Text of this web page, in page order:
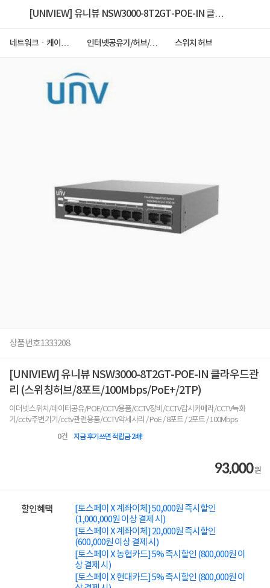
[UNIVIEW] 유니뷰 NSW3000-8T2GT-POE-IN 클라
네트워크ㆍ케이블
인터넷공유기/허브/랜
스위치 허브
상품번호1333208
[UNIVIEW] 유니뷰 NSW3000-8T2GT-POE-IN 클라우드관
리 (스위칭허브/8포트/100Mbps/PoE+/2TP)
이더넷스위치/데이터공유/POE/CCTV용품/CCTV장비/CCTV감시카메라/CCTV녹화
기/cctv주변기기/cctv관련용품/CCTV악세사리 / PoE / 8포트 / 2포트 / 100Mbps
0건 지금 후기쓰면 적립금 2배!
93,000원
할인혜택
[토스페이 X 계좌이체] 50,000원 즉시할인
(1,000,000원 이상 결제 시)
[토스페이 X 계좌이체] 20,000원 즉시할인
(600,000원 이상 결제 시)
[토스페이 X 농협카드] 5% 즉시할인 (800,000원 이
상 결제 시)
[토스페이 X 현대카드] 5% 즉시할인 (800,000원 이